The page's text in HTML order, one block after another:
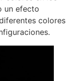
un efecto
colores